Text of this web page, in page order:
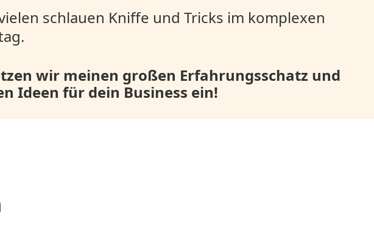
schlauen Kniffe und Tricks im komplexen
wir meinen großen Erfahrungsschatz und
Ideen für dein Business ein!